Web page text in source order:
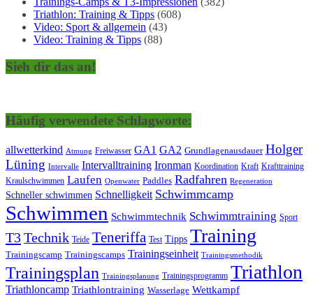
Triathlon: Training & Tipps (608)
Video: Sport & allgemein (43)
Video: Training & Tipps (88)
Sieh dir das an!
Häufig verwendete Schlagworte:
allwetterkind Atmung Freiwasser GA1 GA2 Grundlagenausdauer Holger
Lüning Intervalle Intervalltraining Ironman Koordination Kraft Krafttraining
Kraulschwimmen Laufen Openwater Paddles Radfahren Regeneration
Schneller schwimmen Schnelligkeit Schwimmcamp
Schwimmen Schwimmtechnik Schwimmtraining Sport
T3Technik Teide Teneriffa Test Tipps Training
Trainingscamp Trainingscamps Trainingseinheit Trainingsmethodik
Trainingsplan Trainingsplanung Trainingsprogramm Triathlon
Triathloncamp Triathlontraining Wasserlage Wettkampf